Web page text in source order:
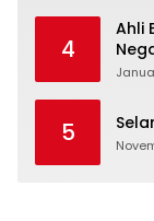
4
Ahli
5